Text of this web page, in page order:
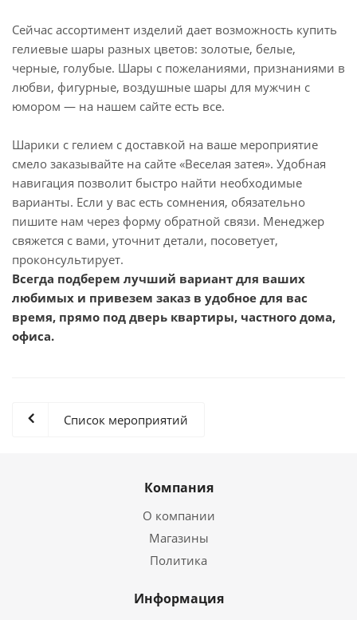
Сейчас ассортимент изделий дает возможность купить
гелиевые шары разных цветов: золотые, белые,
черные, голубые. Шары с пожеланиями, признаниями в
любви, фигурные, воздушные шары для мужчин с
юмором — на нашем сайте есть все.
Шарики с гелием с доставкой на ваше мероприятие
смело заказывайте на сайте «Веселая затея». Удобная
навигация позволит быстро найти необходимые
варианты. Если у вас есть сомнения, обязательно
пишите нам через форму обратной связи. Менеджер
свяжется с вами, уточнит детали, посоветует,
проконсультирует.
Всегда подберем лучший вариант для ваших
любимых и привезем заказ в удобное для вас
время, прямо под дверь квартиры, частного дома,
офиса.
Список мероприятий
Компания
О компании
Магазины
Политика
Информация